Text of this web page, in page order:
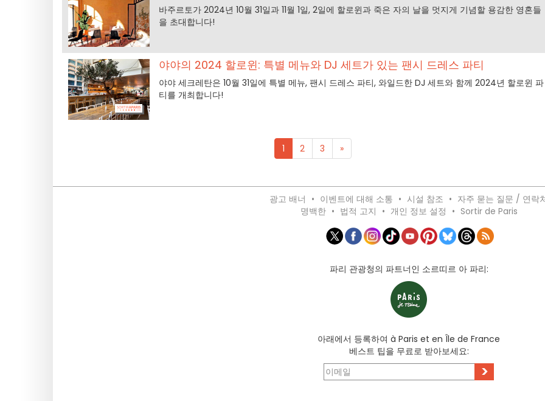
바주르토가 2024년 10월 31일과 11월 1일, 2일에 할로윈과 죽은 자의 날을 멋지게 기념할 용감한 영혼들
을 초대합니다!
야야의 2024 할로윈: 특별 메뉴와 DJ 세트가 있는 팬시 드레스 파티
야야 세크레탄은 10월 31일에 특별 메뉴, 팬시 드레스 파티, 와일드한 DJ 세트와 함께 2024년 할로윈 파
티를 개최합니다!
1 2 3 »
광고 배너 • 이벤트에 대해 소통 • 시설 참조 • 자주 묻는 질문 / 연락
명백한 • 법적 고지 • 개인 정보 설정 • Sortir de Paris
파리 관광청의 파트너인 소르띠르 아 파리:
아래에서 등록하여 à Paris et en Île de France
베스트 팁을 무료로 받아보세요:
>